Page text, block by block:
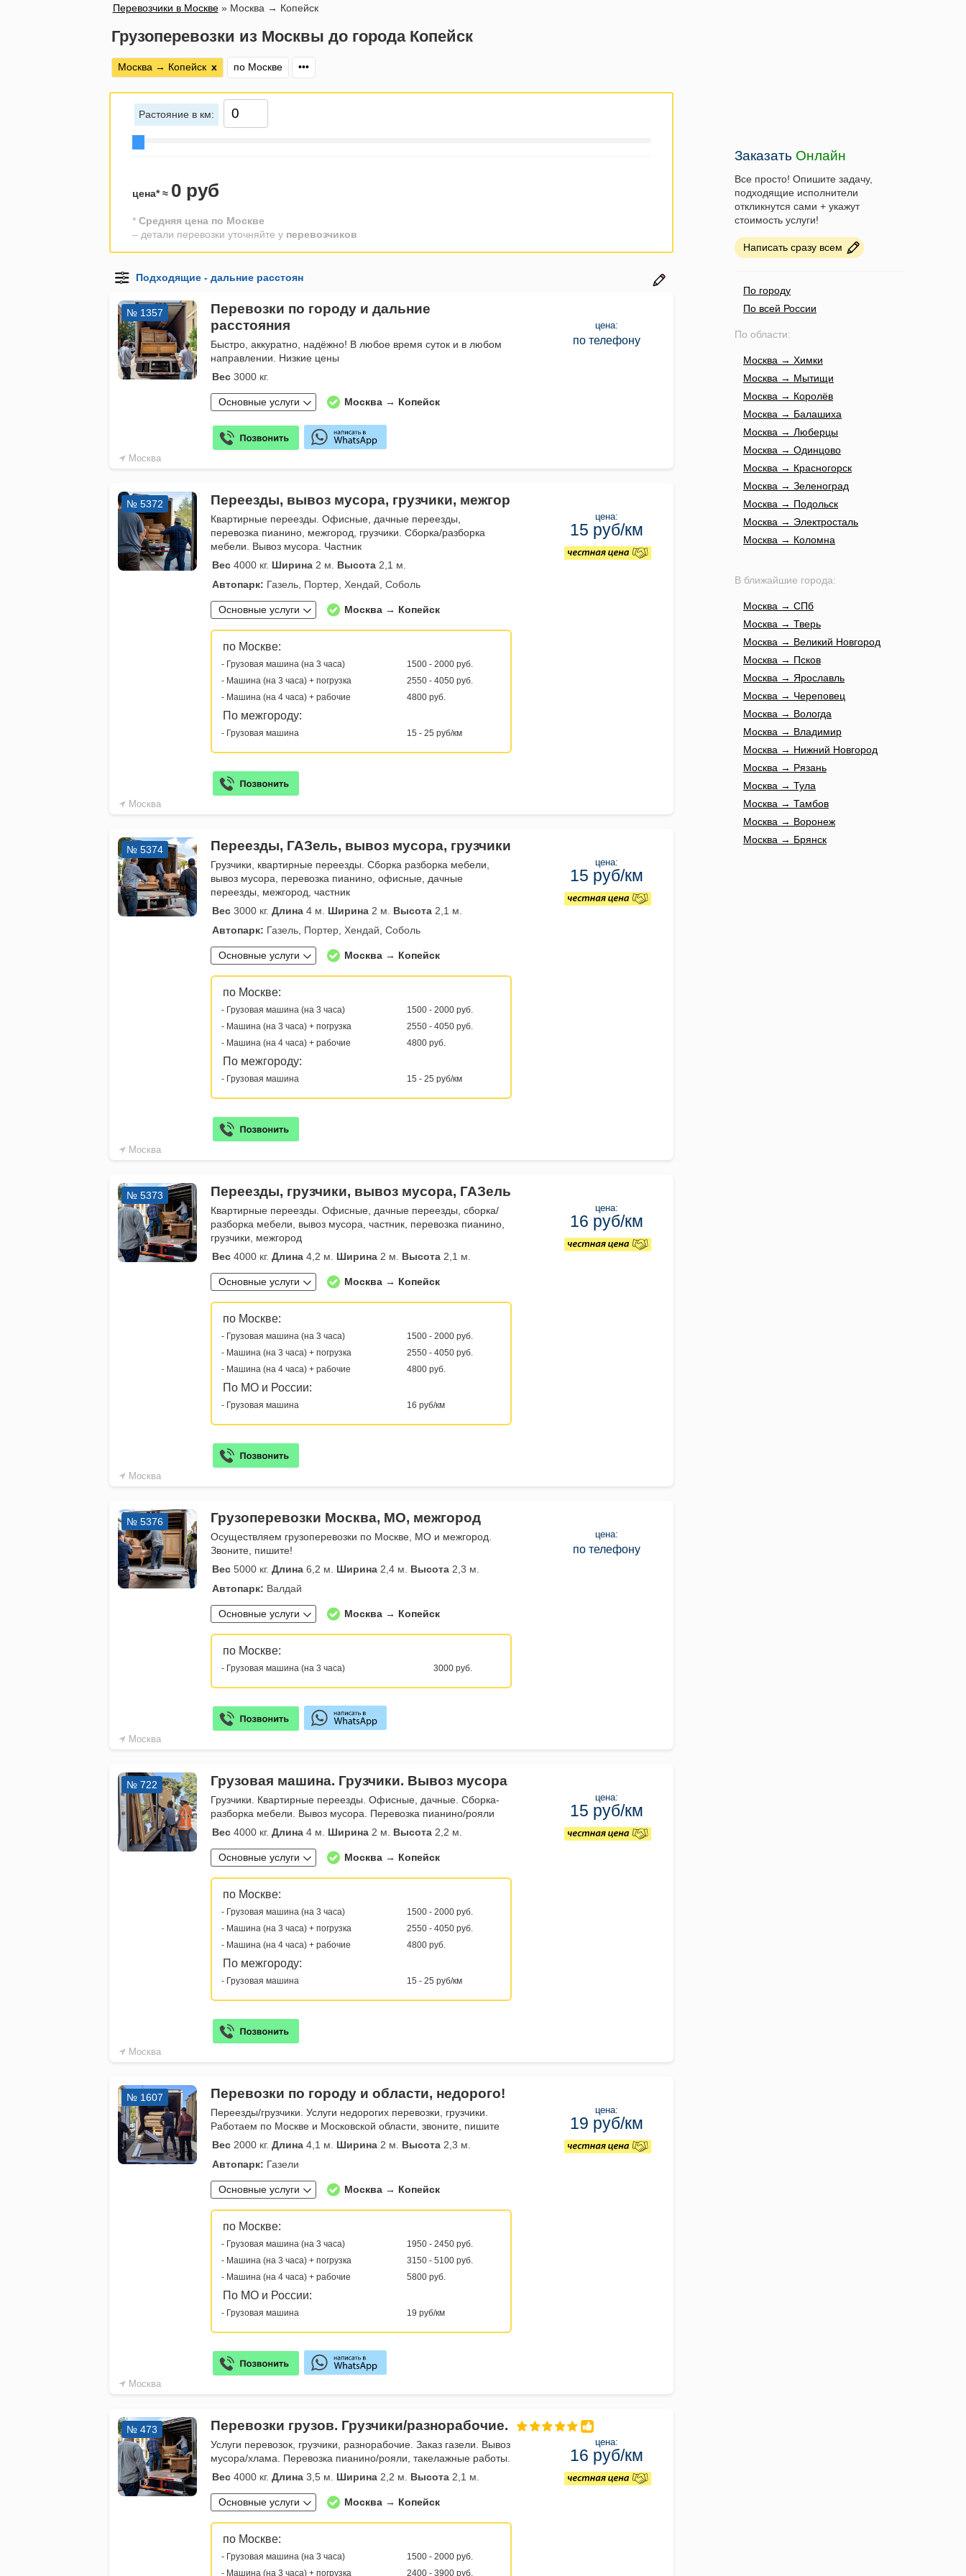
Перевозчики в Москве» Москва → Копейск
Грузоперевозки из Москвы до города Копейск
Москва → Копейск х по Москве •••
Растояние в км:
цена* ≈ 0 руб
* Средняя цена по Москве
– детали перевозки уточняйте у перевозчиков
Москва
№ 1357
Перевозки по городу и дальние
расстояния
Быстро, аккуратно, надёжно! В любое время суток и в любом
направлении. Низкие цены
Вес 3000 кг.
Основные услуги Москва → Копейск
цена:
по телефону
Москва
№ 5372 Переезды, вывоз мусора, грузчики, межгор
Квартирные переезды. Офисные, дачные переезды,
перевозка пианино, межгород, грузчики. Сборка/разборка
мебели. Вывоз мусора. Частник
Вес 4000 кг. Ширина 2 м. Высота 2,1 м.
Автопарк: Газель, Портер, Хендай, Соболь
Основные услуги Москва → Копейск
по Москве:
- Грузовая машина (на 3 часа)
1500 - 2000 руб.
- Машина (на 3 часа) + погрузка
2550 - 4050 руб.
- Машина (на 4 часа) + рабочие
4800 руб.
По межгороду:
- Грузовая машина 15 - 25 руб/км
цена:
15 руб/км
Москва
№ 5374 Переезды, ГАЗель, вывоз мусора, грузчики
Грузчики, квартирные переезды. Сборка разборка мебели,
вывоз мусора, перевозка пианино, офисные, дачные
переезды, межгород, частник
Вес 3000 кг. Длина 4 м. Ширина 2 м. Высота 2,1 м.
Автопарк: Газель, Портер, Хендай, Соболь
Основные услуги Москва → Копейск
по Москве:
- Грузовая машина (на 3 часа)
1500 - 2000 руб.
- Машина (на 3 часа) + погрузка
2550 - 4050 руб.
- Машина (на 4 часа) + рабочие
4800 руб.
По межгороду:
- Грузовая машина 15 - 25 руб/км
цена:
15 руб/км
Москва
№ 5373 Переезды, грузчики, вывоз мусора, ГАЗель
Квартирные переезды. Офисные, дачные переезды, сборка/
разборка мебели, вывоз мусора, частник, перевозка пианино,
грузчики, межгород
Вес 4000 кг. Длина 4,2 м. Ширина 2 м. Высота 2,1 м.
Основные услуги Москва → Копейск
по Москве:
- Грузовая машина (на 3 часа)
1500 - 2000 руб.
- Машина (на 3 часа) + погрузка
2550 - 4050 руб.
- Машина (на 4 часа) + рабочие
4800 руб.
По МО и России:
- Грузовая машина 16 руб/км
цена:
16 руб/км
Москва
№ 5376 Грузоперевозки Москва, МО, межгород
Осуществляем грузоперевозки по Москве, МО и межгород.
Звоните, пишите!
Вес 5000 кг. Длина 6,2 м. Ширина 2,4 м. Высота 2,3 м.
Автопарк: Валдай
Основные услуги Москва → Копейск
по Москве:
- Грузовая машина (на 3 часа) 3000 руб.
цена:
по телефону
Москва
№ 722 Грузовая машина. Грузчики. Вывоз мусора
Грузчики. Квартирные переезды. Офисные, дачные. Сборка-
разборка мебели. Вывоз мусора. Перевозка пианино/рояли
Вес 4000 кг. Длина 4 м. Ширина 2 м. Высота 2,2 м.
Основные услуги Москва → Копейск
по Москве:
- Грузовая машина (на 3 часа)
1500 - 2000 руб.
- Машина (на 3 часа) + погрузка
2550 - 4050 руб.
- Машина (на 4 часа) + рабочие
4800 руб.
По межгороду:
- Грузовая машина 15 - 25 руб/км
цена:
15 руб/км
Москва
№ 1607 Перевозки по городу и области, недорого!
Переезды/грузчики. Услуги недорогих перевозки, грузчики.
Работаем по Москве и Московской области, звоните, пишите
Вес 2000 кг. Длина 4,1 м. Ширина 2 м. Высота 2,3 м.
Автопарк: Газели
Основные услуги Москва → Копейск
по Москве:
- Грузовая машина (на 3 часа)
1950 - 2450 руб.
- Машина (на 3 часа) + погрузка
3150 - 5100 руб.
- Машина (на 4 часа) + рабочие
5800 руб.
По МО и России:
- Грузовая машина 19 руб/км
цена:
19 руб/км
№ 473 Перевозки грузов. Грузчики/разнорабочие.
Услуги перевозок, грузчики, разнорабочие. Заказ газели. Вывоз
мусора/хлама. Перевозка пианино/рояли, такелажные работы.
Вес 4000 кг. Длина 3,5 м. Ширина 2,2 м. Высота 2,1 м.
Основные услуги Москва → Копейск
по Москве:
- Грузовая машина (на 3 часа)
1500 - 2000 руб.
- Машина (на 3 часа) + погрузка
2400 - 3900 руб.
цена:
16 руб/км
Заказать Онлайн
Все просто! Опишите задачу,
подходящие исполнители
откликнутся сами + укажут
стоимость услуги!
Написать сразу всем
По городу
По всей России
По области:
Москва → Химки
Москва → Мытищи
Москва → Королёв
Москва → Балашиха
Москва → Люберцы
Москва → Одинцово
Москва → Красногорск
Москва → Зеленоград
Москва → Подольск
Москва → Электросталь
Москва → Коломна
В ближайшие города:
Москва → СПб
Москва → Тверь
Москва → Великий Новгород
Москва → Псков
Москва → Ярославль
Москва → Череповец
Москва → Вологда
Москва → Владимир
Москва → Нижний Новгород
Москва → Рязань
Москва → Тула
Москва → Тамбов
Москва → Воронеж
Москва → Брянск